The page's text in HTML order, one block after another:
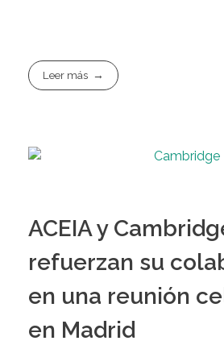
Leer más
ACEIA y
refuerzan su
en una reunión
en Madrid